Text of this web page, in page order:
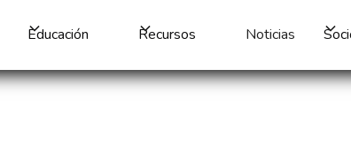
Educación Recursos Noticias